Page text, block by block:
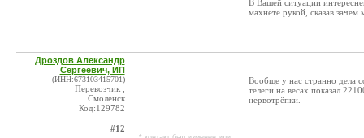
В Вашей ситуации
махнете рукой, сказав зачем
Дроздов Александр
Сергеевич, ИП
(ИНН:673103415701)
Перевозчик ,
Смоленск
Код:129782
#12
Вообще у нас странно дела
телеги на весах показал
нервотрёпки.